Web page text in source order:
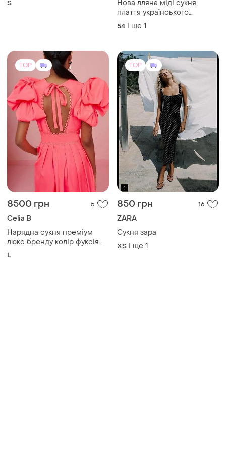
S
Нова лляна міді сукня,
плаття українського
виробництва, великий
розмір, батал.
54 і ще 1
TOP
8500 грн 5
Celia B
Нарядна сукня преміум
люкс бренду колір фуксія
фірмова сукня
L
TOP
850 грн 16
ZARA
Сукня зара
ХS і ще 1